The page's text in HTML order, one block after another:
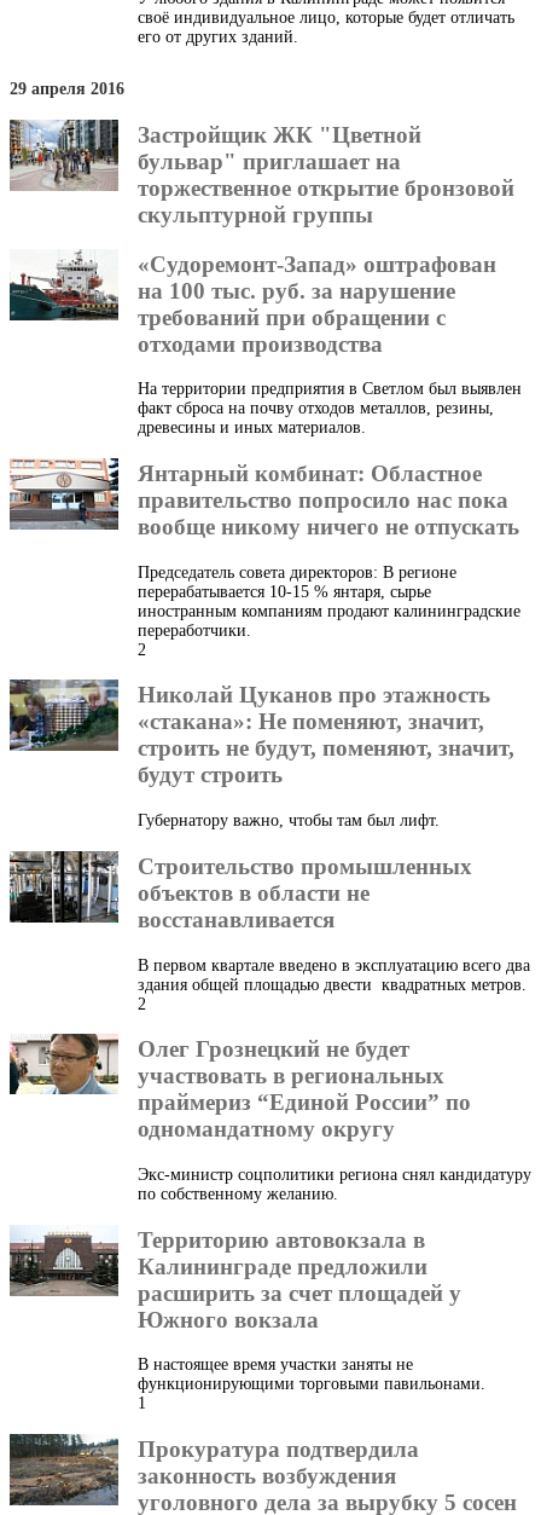
своё индивидуальное лицо, которые будет отличать
его от других зданий.
29 апреля 2016
Застройщик ЖК "Цветной
бульвар" приглашает на
торжественное открытие бронзовой
скульптурной группы
«Судоремонт-Запад» оштрафован
на 100 тыс. руб. за нарушение
требований при обращении с
отходами производства
На территории предприятия в Светлом был выявлен
факт сброса на почву отходов металлов, резины,
древесины и иных материалов.
Янтарный комбинат: Областное
правительство попросило нас пока
вообще никому ничего не отпускать
Председатель совета директоров: В регионе
перерабатывается 10-15 % янтаря, сырье
иностранным компаниям продают калининградские
переработчики.
2
Николай Цуканов про этажность
«стакана»: Не поменяют, значит,
строить не будут, поменяют, значит,
будут строить
Губернатору важно, чтобы там был лифт.
Строительство промышленных
объектов в области не
восстанавливается
В первом квартале введено в эксплуатацию всего два
здания общей площадью двести квадратных метров.
2
Олег Грознецкий не будет
участвовать в региональных
праймериз “Единой России” по
одномандатному округу
Экс-министр соцполитики региона снял кандидатуру
по собственному желанию.
Территорию автовокзала в
Калининграде предложили
расширить за счет площадей у
Южного вокзала
В настоящее время участки заняты не
функционирующими торговыми павильонами.
1
Прокуратура подтвердила
законность возбуждения
уголовного дела за вырубку 5 сосен